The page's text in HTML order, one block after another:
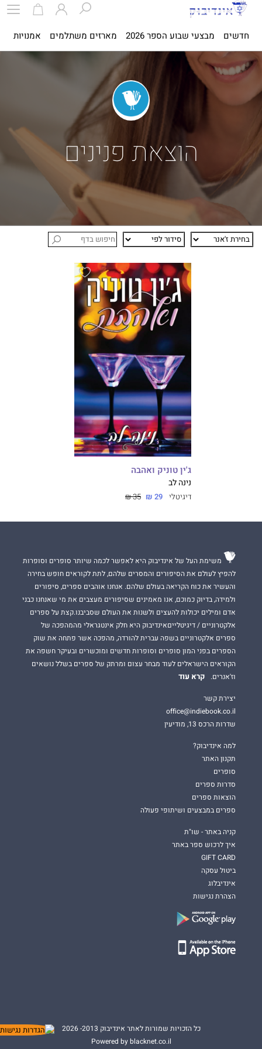
חדשים מבצעי שבוע הספר 2026 מארזים משתלמים אמנויות
הוצאת פנינים
ג'ין טוניק ואהבה
נינה לב
דיגיטלי 29 ₪
35 ₪
משימת העל של אינדיבוק היא לאפשר לכמה שיותר סופרים וסופרות
להפיץ לעולם את הסיפורים והמסרים שלהם, לתת לקוראים חופש בחירה
והעשיר את כוח הקריאה בעולם שלהם. אנחנו אוהבים ספרים, סיפורים
ולמידה, בדיוק כמוכם, אנו מאמינים שסיפורים מעצבים את מי שאנחנו כבני
אדם ומילים יכולות להעצים ולשנות את העולם שסביבנו.קצת על ספרים
אלקטרוניים / דיגיטלייםאינדיבוק היא חלק אינטגראלי מהמהפכה של
ספרים אלקטרוניים בשפה עברית להורדה, מהפכה אשר פתחה את שוק
הספרים בפני המון סופרים וסופרות חדשים ומוכשרים ובעיקר חשפה את
הקוראים הישראלים לעוד מבחר עצום ומרתק של ספרים בשלל נושאים
וז'אנרים.
קרא עוד
יצירת קשר
office@indiebook.co.il
שדרות הרכס 13, מודיעין
למה אינדיבוק?
תקנון האתר
סופרים
סדרות ספרים
הוצאות ספרים
ספרים במבצעים ושיתופי פעולה
קניה באתר - שו"ת
איך לרכוש ספר באתר
GIFT CARD
ביטול עסקה
אינדיבלוג
הצהרת נגישות
כל הזכויות שמורות לאתר אינדיבוק 2013- 2026
Powered by blacknet.co.il